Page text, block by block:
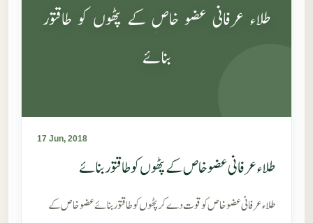
طلاء عرفانی عضو خاص کے پٹھوں کو طاقتور
بنائے
17 Jun, 2018
طلاء عرفانی عضو خاص کے پٹھوں کو طاقتور بنائے
طلاء عرفانی عضو خاص کو قوت دے کر پٹھوں کو طاقتور بنائے عضو خاص کے